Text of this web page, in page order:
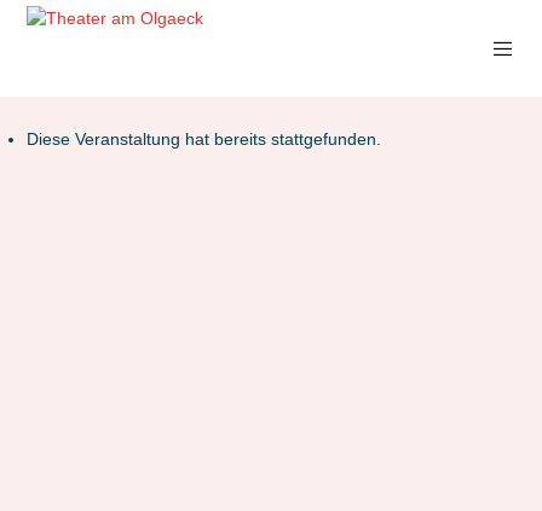
Diese Veranstaltung hat bereits stattgefunden.